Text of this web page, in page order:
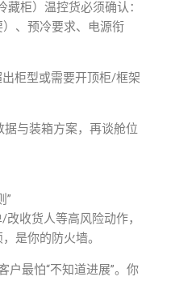
柜）温控货必须确认：
、预冷要求、电源衔
柜型或需要开顶柜/框架
与装箱方案，再谈舱位
”
收货人等高风险动作，
是你的防火墙。
户最怕“不知道进展”。你